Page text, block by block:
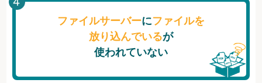
ファイルサーバーにファイルを
放り込んでいるが
使われていない